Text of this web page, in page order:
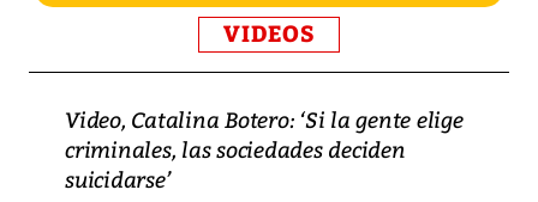
VIDEOS
Video, Catalina Botero: ‘Si la gente elige
criminales, las sociedades deciden
suicidarse’